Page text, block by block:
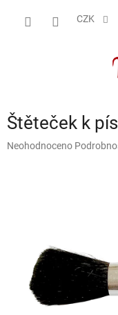
CZK
Štěteček k
Průměrné
Neohodnoceno